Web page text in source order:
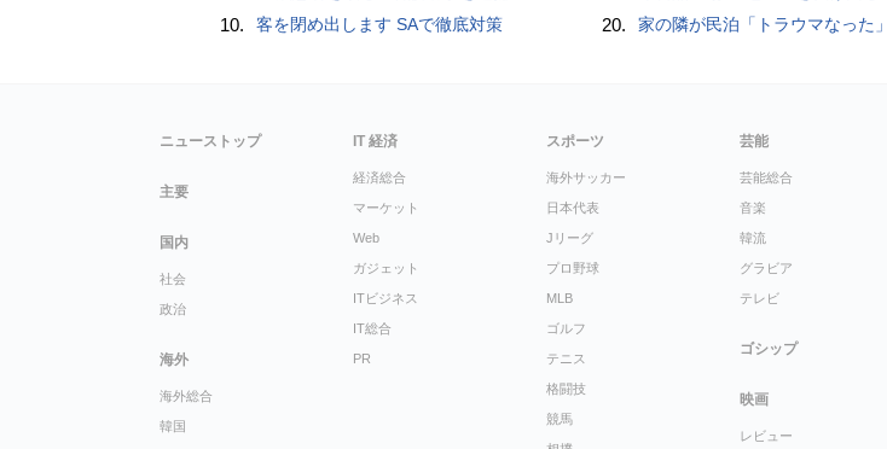
10. 客を閉め出します SAで徹底対策 20. 家の隣が民泊「トラウマなった」
ニューストップ
主要
国内
社会
政治
海外
海外総合
韓国
IT 経済
経済総合
マーケット
Web
ガジェット
ITビジネス
IT総合
PR
スポーツ
海外サッカー
日本代表
Jリーグ
プロ野球
MLB
ゴルフ
テニス
格闘技
競馬
芸能
芸能総合
音楽
韓流
グラビア
テレビ
ゴシップ
映画
レビュー